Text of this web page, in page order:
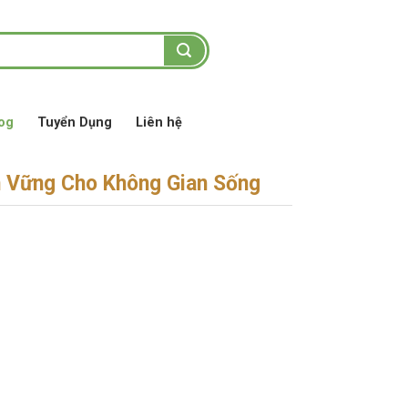
Tuyển Dụng Liên hệ
Cho Không Gian Sống